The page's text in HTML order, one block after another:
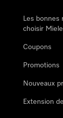
Les bonnes
choisir Miele
Coupons
Promotions
Nouveaux
Extension